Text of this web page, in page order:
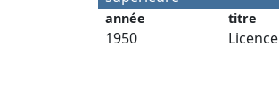
année titre
1950 Licence